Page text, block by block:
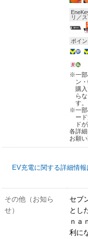
リ／
ポイ
※一
ン
購
ら
す。
※一
ー
ド
各詳
お願い
EV充電に関する詳細情報
その他（お知ら
せ）
セブ
とし
ｎａ
利に